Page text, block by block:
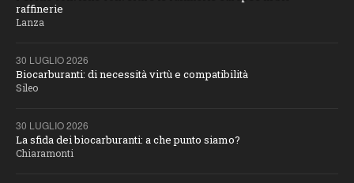
raffinerie
Lanza
30 LUGLIO 2026
Biocarburanti: di necessità virtù e compatibilità
Sileo
30 LUGLIO 2026
La sfida dei biocarburanti: a che punto siamo?
Chiaramonti